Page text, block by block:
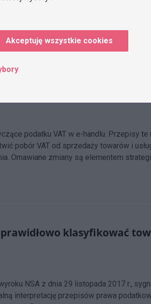
o sygn. akt I FPS 1/18, zgodnie z którą
wywołuje skutek w postaci
podatku VAT w e-handlu. Przepisy
pobór VAT od sprzedaży towarów i
Omawiane zmiany są elementem
klasyfikować
NSA z dnia 29 listopada 2017 r.,
interpretację przepisów prawa
Akceptuję wszystkie cookies